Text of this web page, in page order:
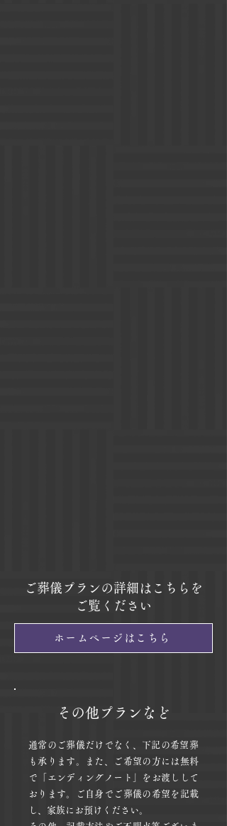
ご葬儀プランの詳細はこちらを
ご覧ください
ホームページはこちら
その他プランなど
​通常のご葬儀だけでなく、下記の希望葬
も承ります。また、ご希望の方には無料
で「エンディングノート」をお渡しして
おります。ご自身でご葬儀の希望を記載
し、家族にお預けください。